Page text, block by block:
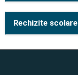
Rechizite scolare